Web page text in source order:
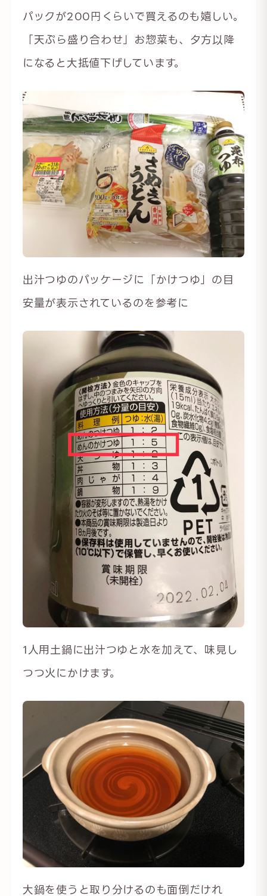
パックが200円くらいで買えるのも嬉しい。
「天ぷら盛り合わせ」お惣菜も、夕方以降
になると大抵値下げしています。
出汁つゆのパッケージに「かけつゆ」の目
安量が表示されているのを参考に
1人用土鍋に出汁つゆと水を加えて、味見し
つつ火にかけます。
大鍋を使うと取り分けるのも面倒だけれ